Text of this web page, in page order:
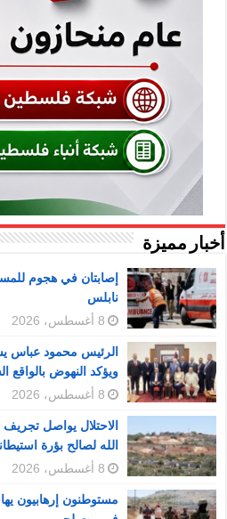
أخبار مميزة
إصابتان في هجوم
نابلس
8 أغسطس، 2026
الرئيس محمود عباس
ويؤكد النهوض بالواقع
8 أغسطس، 2026
الاحتلال يواصل
الله لصالح بؤرة
8 أغسطس، 2026
مستوطنون إرهابيون